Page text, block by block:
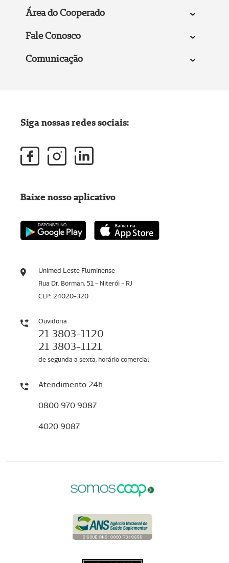
Área do Cooperado
Fale Conosco
Comunicação
Unimed Leste Fluminense
Rua Dr. Borman, 51 - Niterói - RJ
CEP: 24020-320
Ouvidoria
21 3803-1120
21 3803-1121
de segunda a sexta, horário comercial
Atendimento 24h
0800 970 9087
4020 9087
Siga nossas redes sociais:
Baixe nosso aplicativo